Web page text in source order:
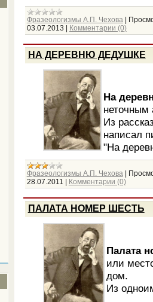
Фразеологизмы А.П. Чехова |
03.07.2013 | Комментарии (0)
НА ДЕРЕВНЮ ДЕДУШКЕ
На
неточным
Из
написал
"На
Фразеологизмы А.П. Чехова |
28.07.2011 | Комментарии (0)
ПАЛАТА НОМЕР ШЕСТЬ
Палата
или
дом.
Из